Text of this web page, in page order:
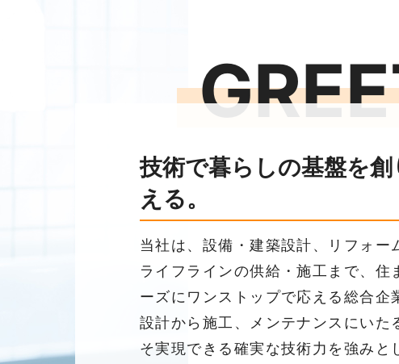
施工事例（水道）を更新しました
施工事例（水道）を更新しました
施工事例（水道）を更新しました
技術で暮らしの基盤を
える。
当社は、設備・建築設計、リフォー
ライフラインの供給・施工まで、住
ーズにワンストップで応える総合企
設計から施工、メンテナンスにいた
そ実現できる確実な技術力を強みと